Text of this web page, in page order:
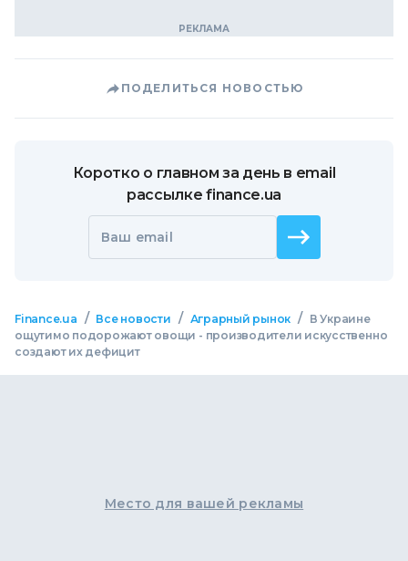
ПОДЕЛИТЬСЯ НОВОСТЬЮ
Коротко о главном за день в email
рассылке finance.ua
Ваш email
Finance.ua / Все новости / Аграрный рынок /
В Украине
ощутимо подорожают овощи - производители искусственно
создают их дефицит
Место для вашей рекламы